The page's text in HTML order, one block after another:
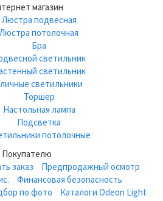
магазин
Люстра подвесная
Люстра потолочная
Бра
светильник
светильник
светильники
Торшер
Настольная лампа
Подсветка
потолочные
Покупателю
заказ
Предпродажный осмотр
Финансовая безопасность
по фото
Каталоги Odeon Light